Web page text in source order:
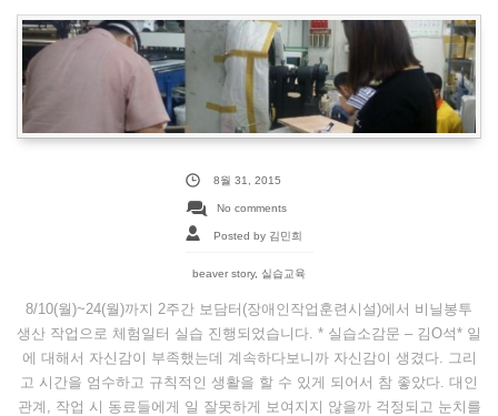
8월 31, 2015
No comments
Posted by 김민희
beaver story, 실습교육
8/10(월)~24(월)까지 2주간 보담터(장애인작업훈련시설)에서 비닐봉투
생산 작업으로 체험일터 실습 진행되었습니다. * 실습소감문 – 김O석* 일
에 대해서 자신감이 부족했는데 계속하다보니까 자신감이 생겼다. 그리
고 시간을 엄수하고 규칙적인 생활을 할 수 있게 되어서 참 좋았다. 대인
관계, 작업 시 동료들에게 일 잘못하게 보여지지 않을까 걱정되고 눈치를